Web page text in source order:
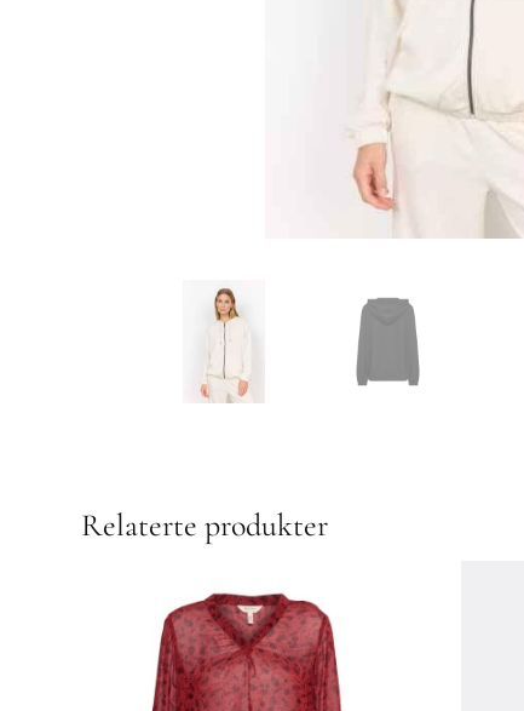
Relaterte produkter